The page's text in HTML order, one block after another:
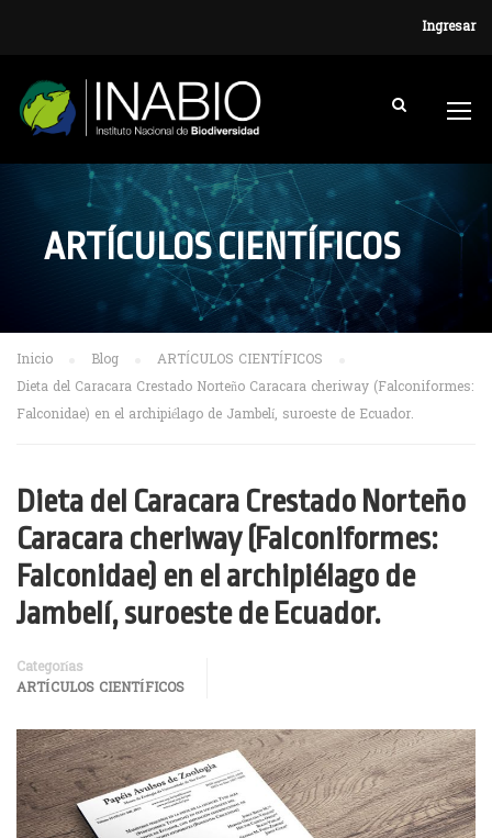
Ingresar
ARTÍCULOS CIENTÍFICOS
Inicio Blog
ARTÍCULOS CIENTÍFICOS
Dieta del Caracara Crestado Norteño Caracara cheriway (Falconiformes:
Falconidae) en el archipiélago de Jambelí, suroeste de Ecuador.
Dieta del Caracara Crestado Norteño
Caracara cheriway (Falconiformes:
Falconidae) en el archipiélago de
Jambelí, suroeste de Ecuador.
Categorías
ARTÍCULOS CIENTÍFICOS